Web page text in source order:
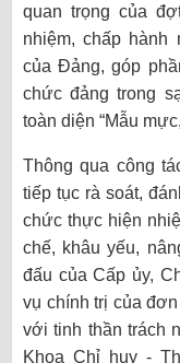
quan trọng của
nhiệm, chấp hành
của Đảng, góp
chức đảng trong
toàn diện “Mẫu
Thông qua công
tiếp tục rà soát,
chức thực hiện
chế, khâu yếu,
đấu của Cấp ủy,
vụ chính trị của
với tinh thần trách
Khoa Chỉ huy -